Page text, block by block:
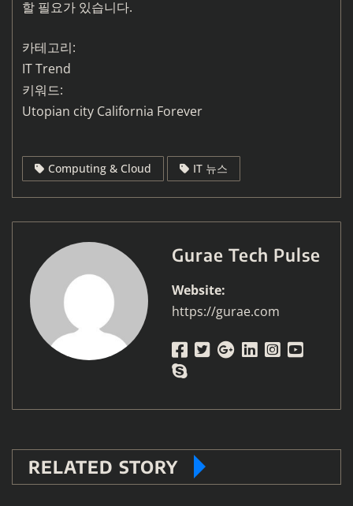
할 필요가 있습니다.
카테고리:
IT Trend
키워드:
Utopian city California Forever
Computing & Cloud IT 뉴스
Gurae Tech Pulse
Website:
https://gurae.com
RELATED STORY